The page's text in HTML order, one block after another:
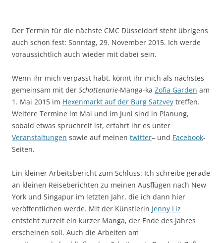
Der Termin für die nächste CMC Düsseldorf steht übrigens
auch schon fest: Sonntag, 29. November 2015. Ich werde
voraussichtlich auch wieder mit dabei sein.
Wenn ihr mich verpasst habt, könnt ihr mich als nächstes
gemeinsam mit der Schattenarie-Manga-ka Zofia Garden am
1. Mai 2015 im Hexenmarkt auf der Burg Satzvey treffen.
Weitere Termine im Mai und im Juni sind in Planung,
sobald etwas spruchreif ist, erfahrt ihr es unter
Veranstaltungen sowie auf meinen twitter– und Facebook-
Seiten.
Ein kleiner Arbeitsbericht zum Schluss: Ich schreibe gerade
an kleinen Reiseberichten zu meinen Ausflügen nach New
York und Singapur im letzten Jahr, die ich dann hier
veröffentlichen werde. Mit der Künstlerin Jenny Liz
entsteht zurzeit ein kurzer Manga, der Ende des Jahres
erscheinen soll. Auch die Arbeiten am